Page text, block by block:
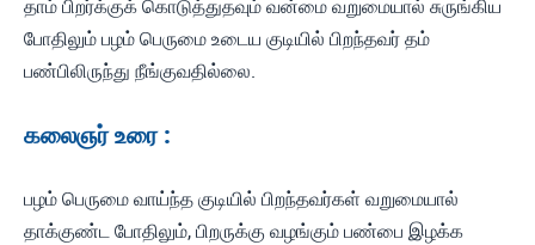
தாம் பிறர்க்குக் கொடுத்துதவும் வன்மை வறுமையால் சுருங்கிய
போதிலும் பழம் பெருமை உடைய குடியில் பிறந்தவர் தம்
பண்பிலிருந்து நீங்குவதில்லை.
கலைஞர் உரை :
பழம் பெருமை வாய்ந்த குடியில் பிறந்தவர்கள் வறுமையால்
தாக்குண்ட போதிலும், பிறருக்கு வழங்கும் பண்பை இழக்க